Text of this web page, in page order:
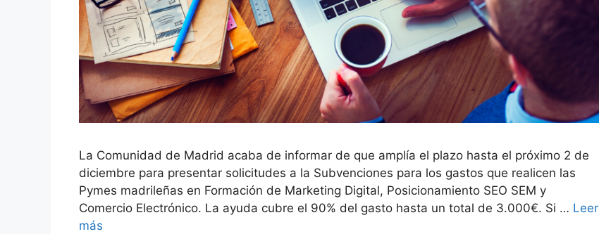
La Comunidad de Madrid acaba de informar de que amplía el plazo hasta el próximo 2 de
diciembre para presentar solicitudes a la Subvenciones para los gastos que realicen las
Pymes madrileñas en Formación de Marketing Digital, Posicionamiento SEO SEM y
Comercio Electrónico. La ayuda cubre el 90% del gasto hasta un total de 3.000€. Si … Leer
más